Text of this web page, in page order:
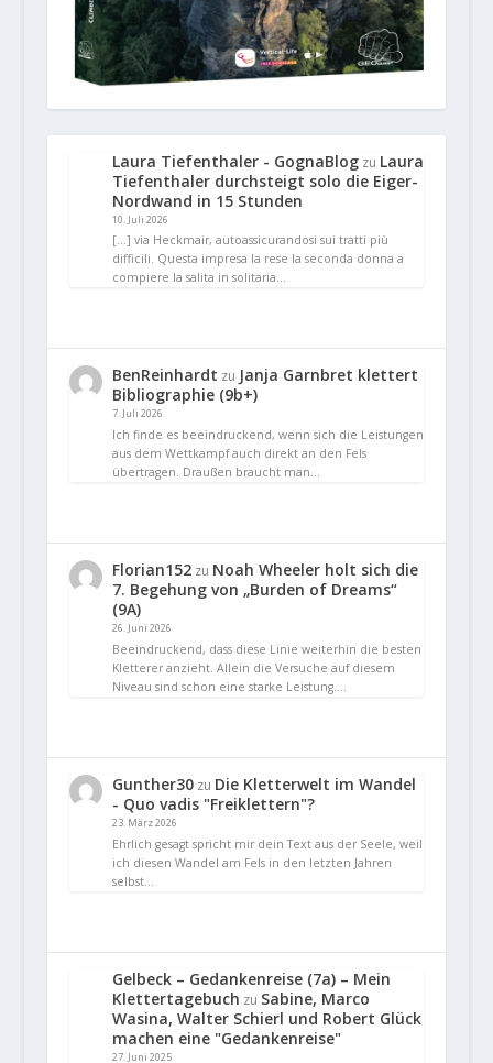
Laura Tiefenthaler - GognaBlogzu Laura
Tiefenthaler durchsteigt solo die Eiger-
Nordwand in 15 Stunden
10. Juli 2026
[…] via Heckmair, autoassicurandosi sui tratti più
difficili. Questa impresa la rese la seconda donna a
compiere la salita in solitaria…
BenReinhardt zu Janja Garnbret klettert
Bibliographie (9b+)
7. Juli 2026
Ich finde es beeindruckend, wenn sich die Leistungen
aus dem Wettkampf auch direkt an den Fels
übertragen. Draußen braucht man…
Florian152zu Noah Wheeler holt sich die
7. Begehung von „Burden of Dreams“
(9A)
26. Juni 2026
Beeindruckend, dass diese Linie weiterhin die besten
Kletterer anzieht. Allein die Versuche auf diesem
Niveau sind schon eine starke Leistung.…
Gunther30zu Die Kletterwelt im Wandel
- Quo vadis "Freiklettern"?
23. März 2026
Ehrlich gesagt spricht mir dein Text aus der Seele, weil
ich diesen Wandel am Fels in den letzten Jahren
selbst…
Gelbeck – Gedankenreise (7a) – Mein
Klettertagebuch zu Sabine, Marco
Wasina, Walter Schierl und Robert Glück
machen eine "Gedankenreise"
27. Juni 2025